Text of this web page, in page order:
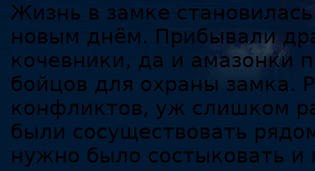
Жизнь в замке
новым днём. Прибывали
кочевники, да и амазонки
бойцов для охраны замка.
конфликтов, уж слишком
были сосуществовать
нужно было состыковать и